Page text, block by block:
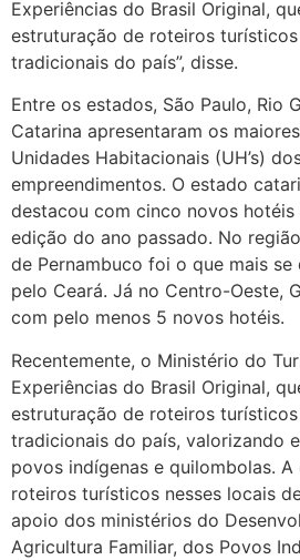
Experiências do Brasil Original,
estruturação de roteiros
tradicionais do país”, disse.
Entre os estados, São Paulo, Rio
Catarina apresentaram os
Unidades Habitacionais (UH’s)
empreendimentos. O estado
destacou com cinco novos hotéis
edição do ano passado. No
de Pernambuco foi o que mais se
pelo Ceará. Já no Centro-Oeste,
com pelo menos 5 novos hotéis.
Recentemente, o Ministério do
Experiências do Brasil Original,
estruturação de roteiros
tradicionais do país, valorizando
povos indígenas e quilombolas.
roteiros turísticos nesses locais
apoio dos ministérios do
Agricultura Familiar, dos Povos